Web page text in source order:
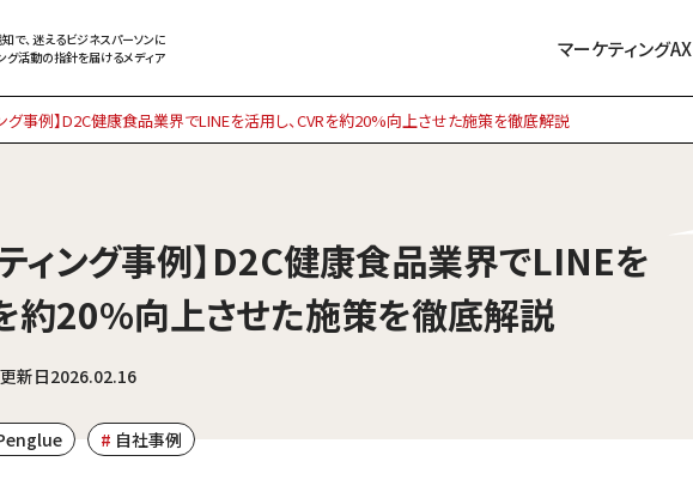
で、迷えるビジネスパーソンに
グ活動の指針を届けるメディア マーケティングAX
グ事例】D2C健康食品業界でLINEを活用し、CVRを約20%向上させた施策を徹底解説
ィング事例】D2C健康食品業界でLINEを
約20%向上させた施策を徹底解説
更新日2026.02.16
自社事例